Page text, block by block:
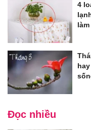
4
Đọc nhiều